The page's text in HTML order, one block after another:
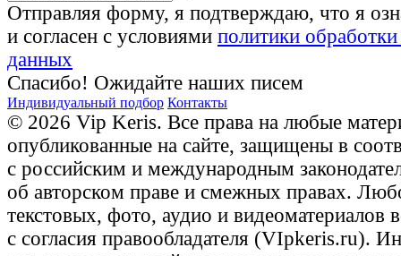
Отправляя форму, я подтверждаю, что я
и согласен с условиями политики
данных
Спасибо! Ожидайте наших писем
Индивидуальный подбор Контакты
© 2026 Vip Keris. Все права на любые
опубликованные на сайте, защищены в
с российским и международным
об авторском праве и смежных правах.
текстовых, фото, аудио и видеоматериалов
с согласия правообладателя (VIpkeris.ru).